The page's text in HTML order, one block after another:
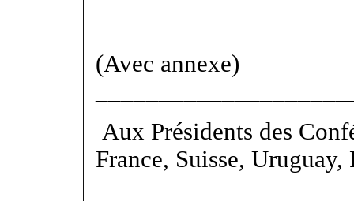
(Avec annexe)
Aux Présidents des
France, Suisse,